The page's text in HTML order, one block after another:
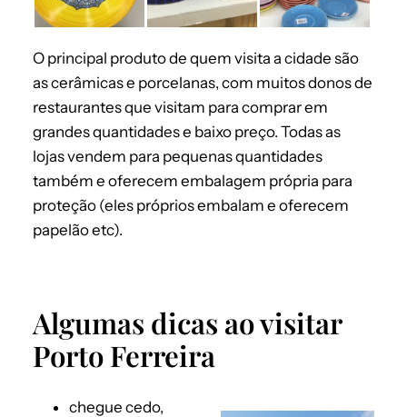
O principal produto de quem visita a cidade são
as cerâmicas e porcelanas, com muitos donos de
restaurantes que visitam para comprar em
grandes quantidades e baixo preço. Todas as
lojas vendem para pequenas quantidades
também e oferecem embalagem própria para
proteção (eles próprios embalam e oferecem
papelão etc).
Algumas dicas ao visitar
Porto Ferreira
chegue cedo,